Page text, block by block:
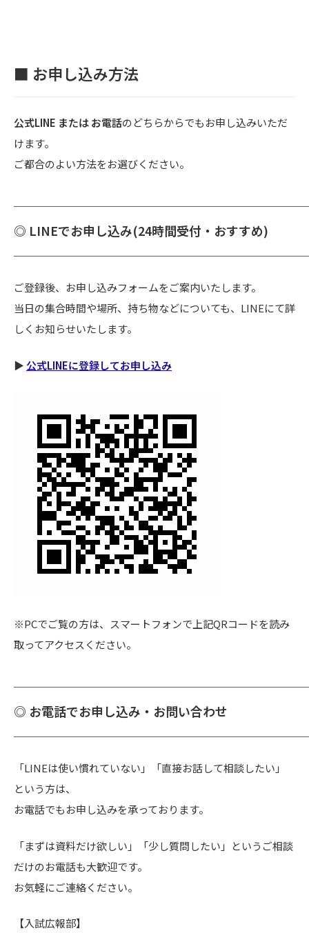
■ お申し込み方法
公式LINE または お電話のどちらからでもお申し込みいただ
けます。
ご都合のよい方法をお選びください。
◎ LINEでお申し込み(24時間受付・おすすめ)
ご登録後、お申し込みフォームをご案内いたします。
当日の集合時間や場所、持ち物などについても、LINEにて詳
しくお知らせいたします。
▶ 公式LINEに登録してお申し込み
※PCでご覧の方は、スマートフォンで上記QRコードを読み
取ってアクセスください。
◎ お電話でお申し込み・お問い合わせ
「LINEは使い慣れていない」「直接お話して相談したい」
という方は、
お電話でもお申し込みを承っております。
「まずは資料だけ欲しい」「少し質問したい」というご相談
だけのお電話も大歓迎です。
お気軽にご連絡ください。
【入試広報部】